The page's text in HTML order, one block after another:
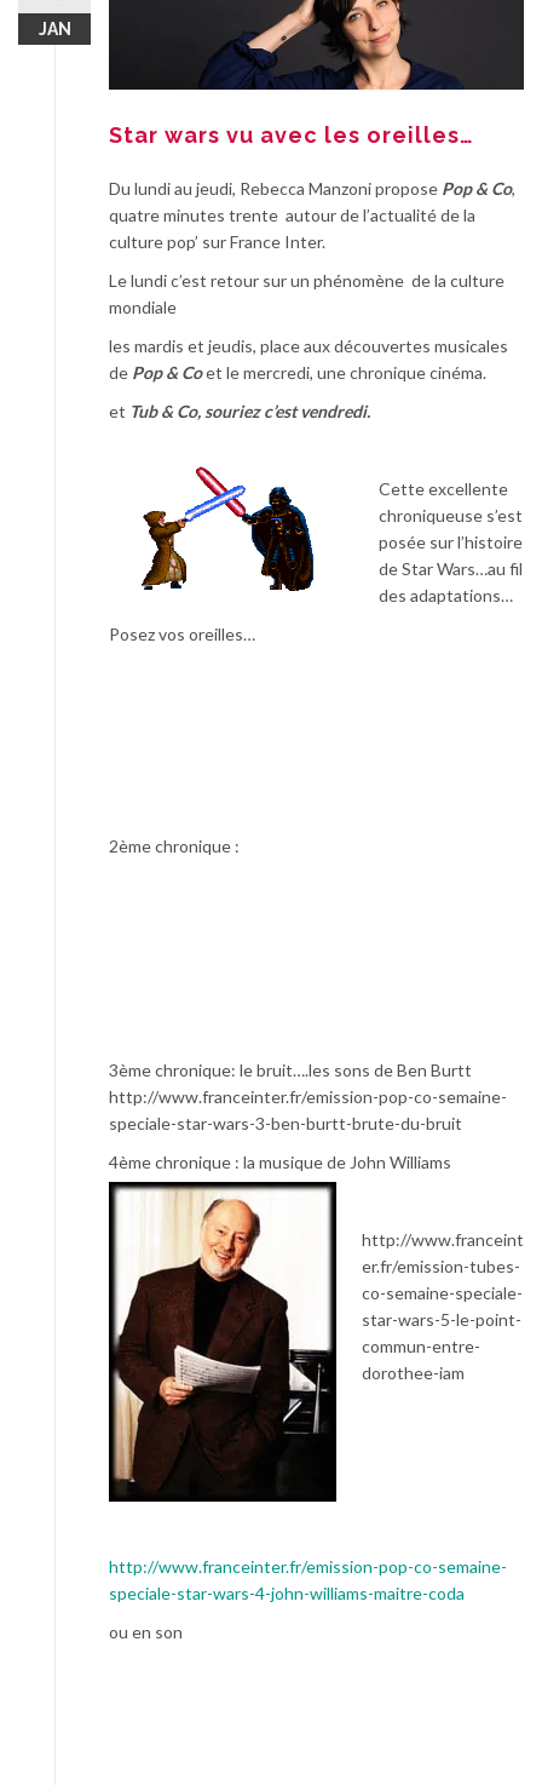
JAN
Star wars vu avec les oreilles…
Du lundi au jeudi, Rebecca Manzoni propose Pop & Co,
quatre minutes trente autour de l’actualité de la
culture pop’ sur France Inter.
Le lundi c’est retour sur un phénomène de la culture
mondiale
les mardis et jeudis, place aux découvertes musicales
de Pop & Coet le mercredi, une chronique cinéma.
et Tub & Co, souriez c’est vendredi.
Cette excellente
chroniqueuse s’est
posée sur l’histoire
de Star Wars…au fil
des adaptations…
Posez vos oreilles…
2ème chronique :
3ème chronique: le bruit….les sons de Ben Burtt
http://www.franceinter.fr/emission-pop-co-semaine-
speciale-star-wars-3-ben-burtt-brute-du-bruit
4ème chronique : la musique de John Williams
http://www.franceint
er.fr/emission-tubes-
co-semaine-speciale-
star-wars-5-le-point-
commun-entre-
dorothee-iam
http://www.franceinter.fr/emission-pop-co-semaine-
speciale-star-wars-4-john-williams-maitre-coda
ou en son